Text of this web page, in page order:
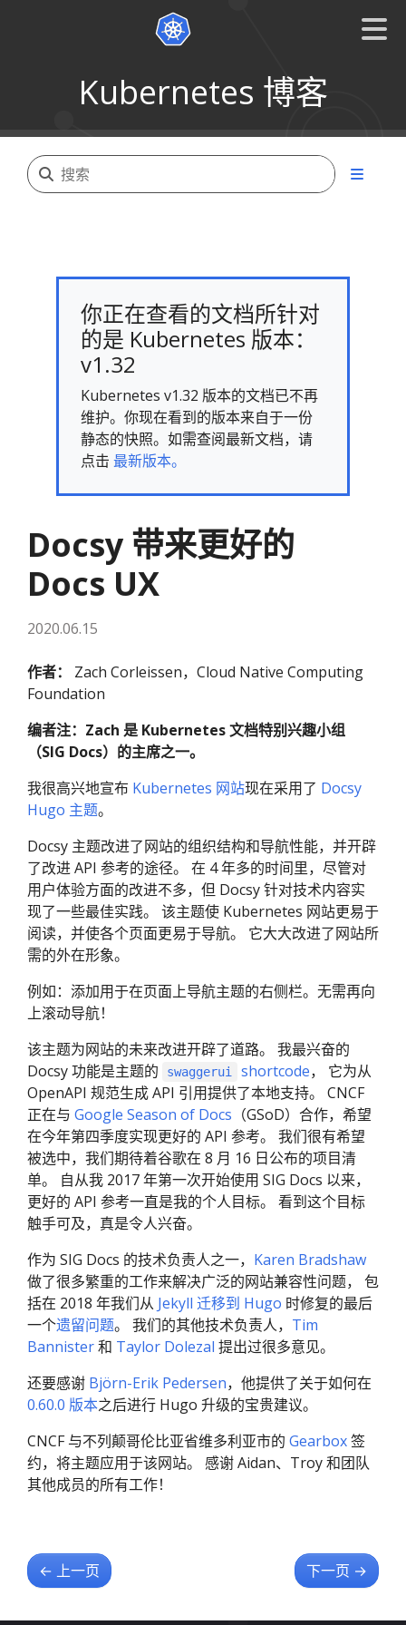
Kubernetes 博客
你正在查看的文档所针对
的是 Kubernetes 版本：
v1.32
Kubernetes v1.32 版本的文档已不再
维护。你现在看到的版本来自于一份
静态的快照。如需查阅最新文档，请
点击 最新版本。
Docsy 带来更好的
Docs UX
2020.06.15
作者：
Zach Corleissen，Cloud Native Computing
Foundation
编者注：Zach 是 Kubernetes 文档特别兴趣小组
（SIG Docs）的主席之一。
我很高兴地宣布 Kubernetes 网站现在采用了 Docsy
Hugo 主题。
Docsy 主题改进了网站的组织结构和导航性能，并开辟
了改进 API 参考的途径。 在 4 年多的时间里，尽管对
用户体验方面的改进不多，但 Docsy 针对技术内容实
现了一些最佳实践。 该主题使 Kubernetes 网站更易于
阅读，并使各个页面更易于导航。 它大大改进了网站所
需的外在形象。
例如：添加用于在页面上导航主题的右侧栏。无需再向
上滚动导航！
该主题为网站的未来改进开辟了道路。 我最兴奋的
Docsy 功能是主题的
swaggerui shortcode， 它为从
OpenAPI 规范生成 API 引用提供了本地支持。 CNCF
正在与 Google Season of Docs （GSoD）合作，希望
在今年第四季度实现更好的 API 参考。 我们很有希望
被选中，我们期待着谷歌在 8 月 16 日公布的项目清
单。 自从我 2017 年第一次开始使用 SIG Docs 以来，
更好的 API 参考一直是我的个人目标。 看到这个目标
触手可及，真是令人兴奋。
作为 SIG Docs 的技术负责人之一， Karen Bradshaw
做了很多繁重的工作来解决广泛的网站兼容性问题， 包
括在 2018 年我们从 Jekyll 迁移到 Hugo 时修复的最后
一个遗留问题。 我们的其他技术负责人， Tim
Bannister和 Taylor Dolezal 提出过很多意见。
还要感谢 Björn-Erik Pedersen，他提供了关于如何在
0.60.0 版本之后进行 Hugo 升级的宝贵建议。
CNCF 与不列颠哥伦比亚省维多利亚市的 Gearbox签
约，将主题应用于该网站。 感谢 Aidan、Troy 和团队
其他成员的所有工作！
← 上一页 下一页 →